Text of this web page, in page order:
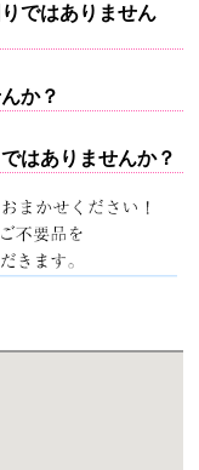
ではありません
か？
はありませんか？